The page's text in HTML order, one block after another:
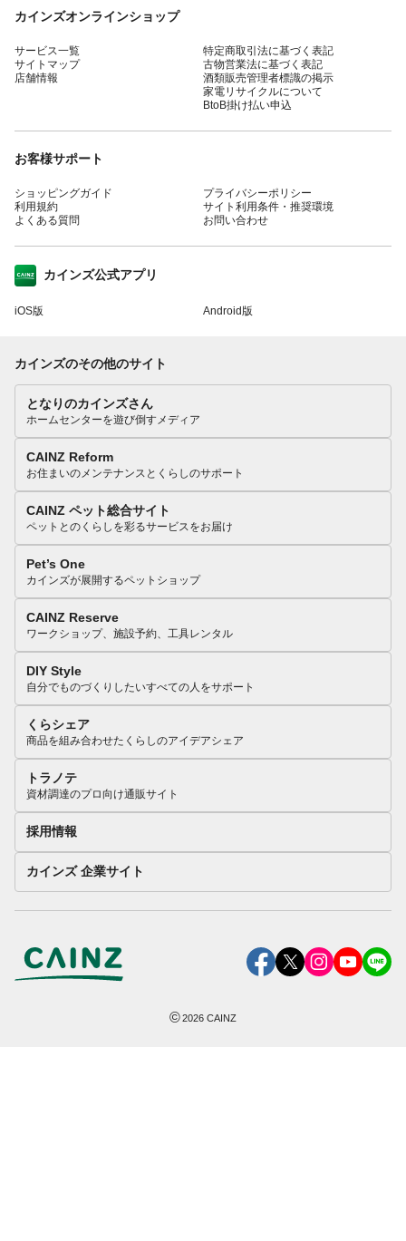
カインズオンラインショップ
サービス一覧
サイトマップ
店舗情報
特定商取引法に基づく表記
古物営業法に基づく表記
酒類販売管理者標識の掲示
家電リサイクルについて
BtoB掛け払い申込
お客様サポート
ショッピングガイド
利用規約
よくある質問
プライバシーポリシー
サイト利用条件・推奨環境
お問い合わせ
カインズ公式アプリ
iOS版 Android版
カインズのその他のサイト
となりのカインズさん
ホームセンターを遊び倒すメディア
CAINZ Reform
お住まいのメンテナンスとくらしのサポート
CAINZ ペット総合サイト
ペットとのくらしを彩るサービスをお届け
Pet’s One
カインズが展開するペットショップ
CAINZ Reserve
ワークショップ、施設予約、工具レンタル
DIY Style
自分でものづくりしたいすべての人をサポート
くらシェア
商品を組み合わせたくらしのアイデアシェア
トラノテ
資材調達のプロ向け通販サイト
採用情報
カインズ 企業サイト
©2026 CAINZ